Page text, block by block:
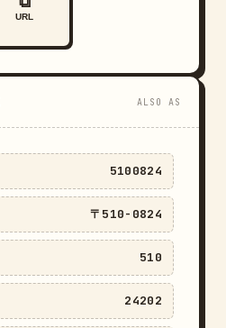
URL
ALSO AS
5100824
〒510-0824
510
24202